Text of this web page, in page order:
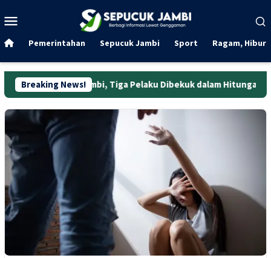
ke
Mobile
Pemerintahan Sepucuk Jambi Sport Ragam,
Breaking News!
di Jambi, Tiga Pelaku Dibekuk dalam Hitungan Jam